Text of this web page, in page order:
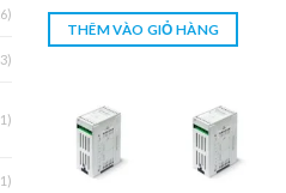
THÊM VÀO GIỎ HÀNG